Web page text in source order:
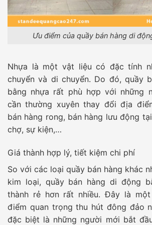
Ưu điểm của quầy bán hàng di
Nhựa là một vật liệu có đặc tính
chuyển và di chuyển. Do đó, quầy
bằng nhựa rất phù hợp với những
cần thường xuyên thay đổi địa
bán hàng rong, bán hàng lưu động
chợ, sự kiện,…
Giá thành hợp lý, tiết kiệm chi phí
So với các loại quầy bán hàng khác
kim loại, quầy bán hàng di động
thành rẻ hơn rất nhiều. Đây là
điểm quan trọng thu hút đông đảo
đặc biệt là những người mới bắt